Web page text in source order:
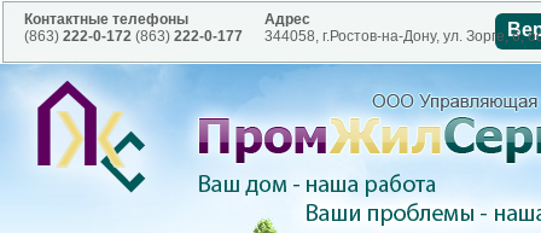
Контактные телефоны
Адрес
(863) 222-0-172 (863) 222-0-177 344058, г.Ростов-на-Дону, ул. Зорге, 6,